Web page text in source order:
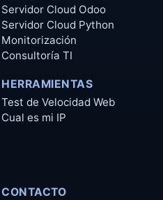
Servidor Cloud Odoo
Servidor Cloud Python
Monitorización
Consultoría TI
HERRAMIENTAS
Test de Velocidad Web
Cual es mi IP
CONTACTO